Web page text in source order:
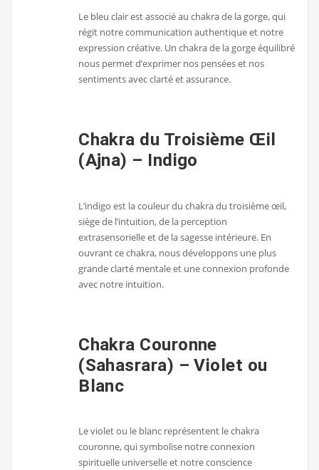
Le bleu clair est associé au chakra de la gorge, qui
régit notre communication authentique et notre
expression créative. Un chakra de la gorge équilibré
nous permet d’exprimer nos pensées et nos
sentiments avec clarté et assurance.
Chakra du Troisième Œil
(Ajna) – Indigo
L’indigo est la couleur du chakra du troisième œil,
siège de l’intuition, de la perception
extrasensorielle et de la sagesse intérieure. En
ouvrant ce chakra, nous développons une plus
grande clarté mentale et une connexion profonde
avec notre intuition.
Chakra Couronne
(Sahasrara) – Violet ou
Blanc
Le violet ou le blanc représentent le chakra
couronne, qui symbolise notre connexion
spirituelle universelle et notre conscience